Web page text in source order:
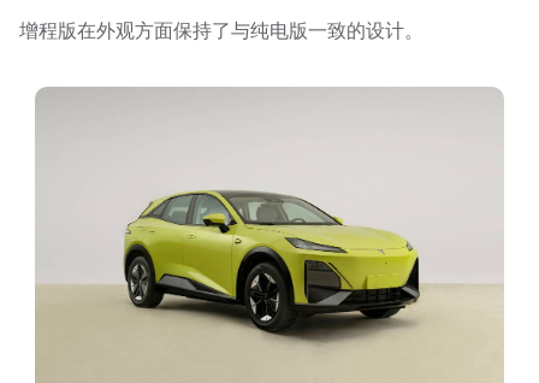
增程版在外观方面保持了与纯电版一致的设计。